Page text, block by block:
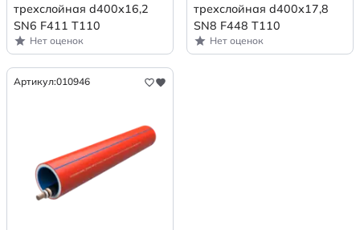
трехслойная d400х16,2
SN6 F411 Т110
Нет оценок
трехслойная d400х17,8
SN8 F448 Т110
Нет оценок
Артикул:010946